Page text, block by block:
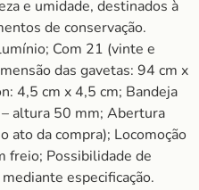
e umidade, destinados à
de conservação.
Com 21 (vinte e
das gavetas: 94 cm x
4,5 cm x 4,5 cm; Bandeja
altura 50 mm; Abertura
ato da compra); Locomoção
freio; Possibilidade de
especificação.